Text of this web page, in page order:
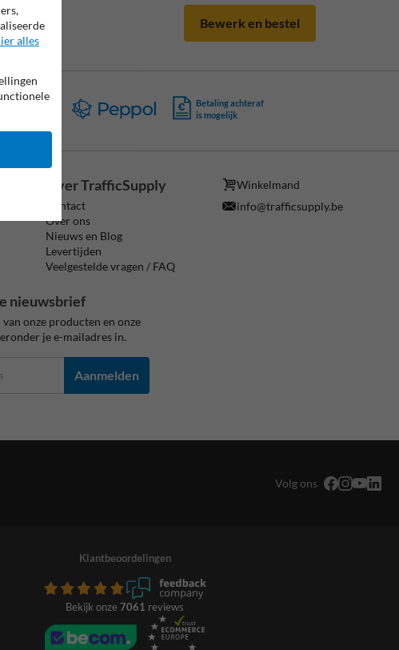
Bewerk en bestel
Betaling achteraf
is mogelijk
Over TrafficSupply
Contact
Over ons
Nieuws en Blog
Levertijden
Veelgestelde vragen / FAQ
Winkelmand
info@trafficsupply.be
nieuwsbrief
onze producten en onze
je e-mailadres in.
Aanmelden
Volg ons
Klantbeoordelingen
Bekijk onze 7061 reviews
alles